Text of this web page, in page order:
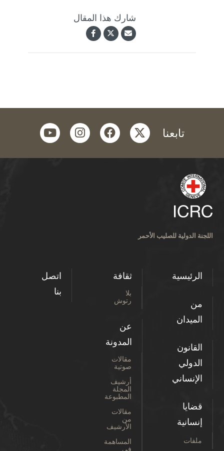
شارك هذا المقال
تابعنا twitter
facebook
instagram
youtube
اللجنة الدولية للصليب الأحمر
الرئيسية
من
الميدان
القانون
الدولي
الإنساني
قضايا
إنسانية
ملفات
ثقافة
بلا
رتوش
عن
المدونة
مقالات
صوتية
أرشيف
المجلة
المطبوعة
مقالات
من
الأرشيف
المساهمة
في
اتصل
بنا